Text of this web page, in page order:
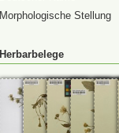
Morphologische Stellung
Herbarbelege